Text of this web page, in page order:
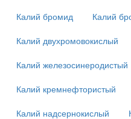
Калий бромид
Калий
Калий двухромовокислый
Калий железосинеродистый
Калий кремнефтористый
Калий надсернокислый